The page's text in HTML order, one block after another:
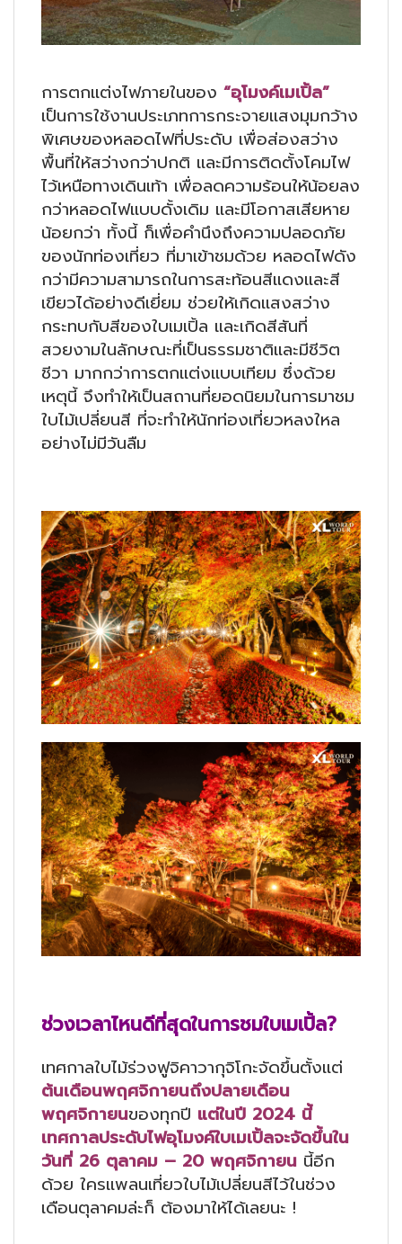
การตกแต่งไฟภายในของ “อุโมงค์เมเปิ้ล”
เป็นการใช้งานประเภทการกระจายแสงมุมกว้าง
พิเศษของหลอดไฟที่ประดับ เพื่อส่องสว่าง
พื้นที่ให้สว่างกว่าปกติ และมีการติดตั้งโคมไฟ
ไว้เหนือทางเดินเท้า เพื่อลดความร้อนให้น้อยลง
กว่าหลอดไฟแบบดั้งเดิม และมีโอกาสเสียหาย
น้อยกว่า ทั้งนี้ ก็เพื่อคำนึงถึงความปลอดภัย
ของนักท่องเที่ยว ที่มาเข้าชมด้วย หลอดไฟดัง
กว่ามีความสามารถในการสะท้อนสีแดงและสี
เขียวได้อย่างดีเยี่ยม ช่วยให้เกิดแสงสว่าง
กระทบกับสีของใบเมเปิ้ล และเกิดสีสันที่
สวยงามในลักษณะที่เป็นธรรมชาติและมีชีวิต
ชีวา มากกว่าการตกแต่งแบบเทียม ซึ่งด้วย
เหตุนี้ จึงทำให้เป็นสถานที่ยอดนิยมในการมาชม
ใบไม้เปลี่ยนสี ที่จะทำให้นักท่องเที่ยวหลงใหล
อย่างไม่มีวันลืม
ช่วงเวลาไหนดีที่สุดในการชมใบเมเปิ้ล?
เทศกาลใบไม้ร่วงฟูจิคาวากุจิโกะจัดขึ้นตั้งแต่
ต้นเดือนพฤศจิกายนถึงปลายเดือน
พฤศจิกายนของทุกปี แต่ในปี 2024 นี้
เทศกาลประดับไฟอุโมงค์ใบเมเปิ้ลจะจัดขึ้นใน
วันที่ 26 ตุลาคม – 20 พฤศจิกายน นี้อีก
ด้วย ใครแพลนเที่ยวใบไม้เปลี่ยนสีไว้ในช่วง
เดือนตุลาคมล่ะก็ ต้องมาให้ได้เลยนะ !